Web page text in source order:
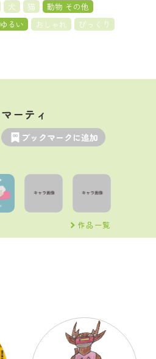
犬 猫
動物 その他
ゆるい おしゃれ
びっくり
マーティ
ブックマークに追加
作品一覧